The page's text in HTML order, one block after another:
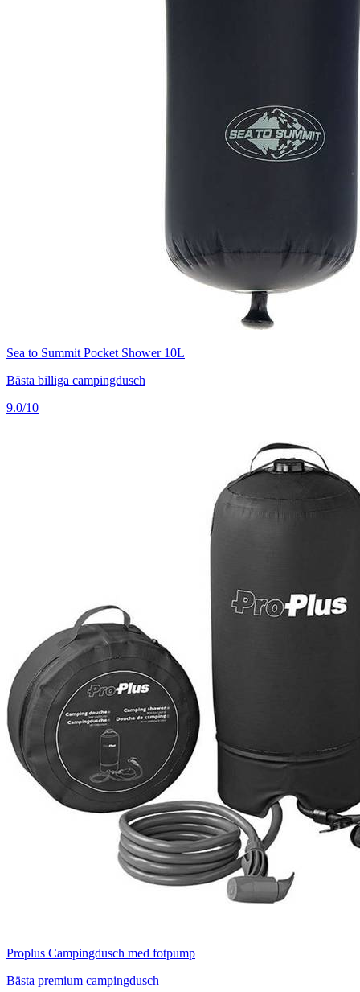
Sea to Summit Pocket Shower 10L
Bästa billiga campingdusch
9.0/10
Proplus Campingdusch med fotpump
Bästa premium campingdusch